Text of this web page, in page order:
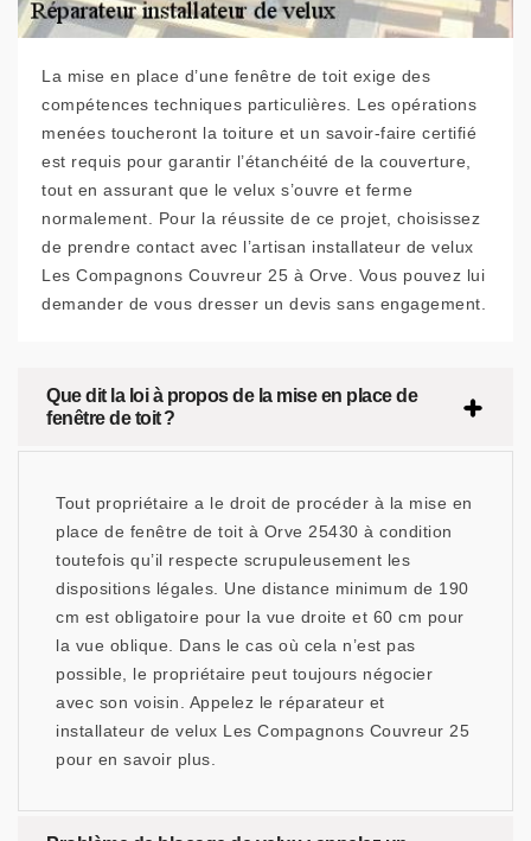
La mise en place d’une fenêtre de toit exige des
compétences techniques particulières. Les opérations
menées toucheront la toiture et un savoir-faire certifié
est requis pour garantir l’étanchéité de la couverture,
tout en assurant que le velux s’ouvre et ferme
normalement. Pour la réussite de ce projet, choisissez
de prendre contact avec l’artisan installateur de velux
Les Compagnons Couvreur 25 à Orve. Vous pouvez lui
demander de vous dresser un devis sans engagement.
Que dit la loi à propos de la mise en place de
fenêtre de toit ?
Tout propriétaire a le droit de procéder à la mise en
place de fenêtre de toit à Orve 25430 à condition
toutefois qu’il respecte scrupuleusement les
dispositions légales. Une distance minimum de 190
cm est obligatoire pour la vue droite et 60 cm pour
la vue oblique. Dans le cas où cela n’est pas
possible, le propriétaire peut toujours négocier
avec son voisin. Appelez le réparateur et
installateur de velux Les Compagnons Couvreur 25
pour en savoir plus.